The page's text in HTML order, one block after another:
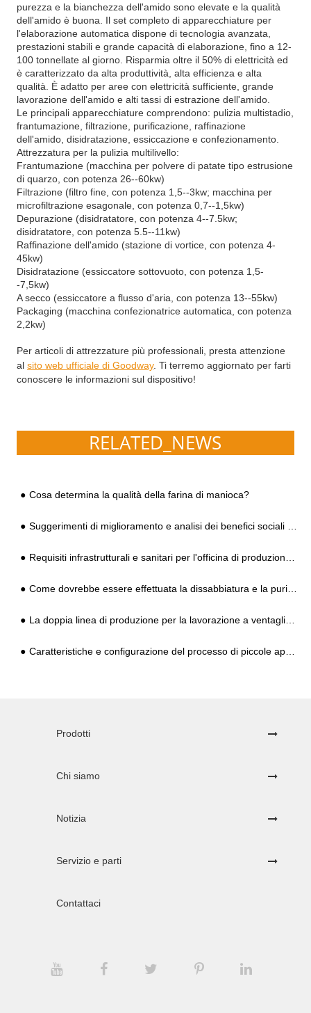
purezza e la bianchezza dell'amido sono elevate e la qualità
dell'amido è buona. Il set completo di apparecchiature per
l'elaborazione automatica dispone di tecnologia avanzata,
prestazioni stabili e grande capacità di elaborazione, fino a 12-
100 tonnellate al giorno. Risparmia oltre il 50% di elettricità ed
è caratterizzato da alta produttività, alta efficienza e alta
qualità. È adatto per aree con elettricità sufficiente, grande
lavorazione dell'amido e alti tassi di estrazione dell'amido.
Le principali apparecchiature comprendono: pulizia multistadio,
frantumazione, filtrazione, purificazione, raffinazione
dell'amido, disidratazione, essiccazione e confezionamento.
Attrezzatura per la pulizia multilivello:
Frantumazione (macchina per polvere di patate tipo estrusione
di quarzo, con potenza 26--60kw)
Filtrazione (filtro fine, con potenza 1,5--3kw; macchina per
microfiltrazione esagonale, con potenza 0,7--1,5kw)
Depurazione (disidratatore, con potenza 4--7.5kw;
disidratatore, con potenza 5.5--11kw)
Raffinazione dell'amido (stazione di vortice, con potenza 4-
45kw)
Disidratazione (essiccatore sottovuoto, con potenza 1,5-
-7,5kw)
A secco (essiccatore a flusso d'aria, con potenza 13--55kw)
Packaging (macchina confezionatrice automatica, con potenza
2,2kw)
Per articoli di attrezzature più professionali, presta attenzione
alsito web ufficiale di Goodway. Ti terremo aggiornato per farti
conoscere le informazioni sul dispositivo!
RELATED_NEWS
Cosa determina la qualità della farina di manioca?
Suggerimenti di miglioramento e analisi dei benefici sociali dell'industria della lavorazione dell'amido di patate dolci
Requisiti infrastrutturali e sanitari per l'officina di produzione dell'impianto di lavorazione dell'amido di manioca
Come dovrebbe essere effettuata la dissabbiatura e la purificazione dell'amido a basso costo?
La doppia linea di produzione per la lavorazione a ventaglio dell'amido diventa lo standard
Caratteristiche e configurazione del processo di piccole apparecchiature per la lavorazione dell'amido di patate dolci che possono elaborare 2-3 toni
Prodotti
Chi siamo
Notizia
Servizio e parti
Contattaci